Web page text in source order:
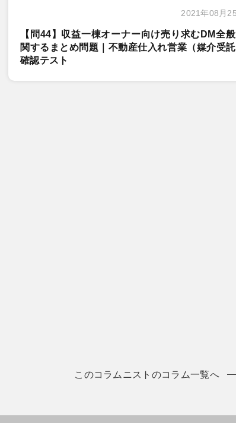
2021年08月
【問44】収益一棟オーナー向け売り求むDM全
関するまとめ問題｜不動産仕入れ営業（媒介受
確認テスト
このコラムニストのコラム一覧へ